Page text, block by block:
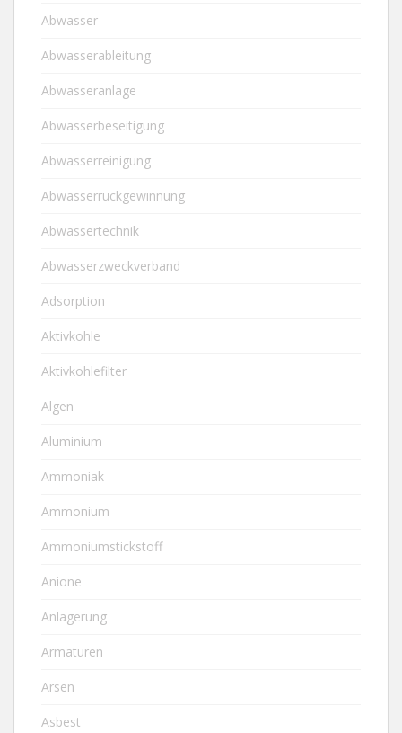
Abwasser
Abwasserableitung
Abwasseranlage
Abwasserbeseitigung
Abwasserreinigung
Abwasserrückgewinnung
Abwassertechnik
Abwasserzweckverband
Adsorption
Aktivkohle
Aktivkohlefilter
Algen
Aluminium
Ammoniak
Ammonium
Ammoniumstickstoff
Anione
Anlagerung
Armaturen
Arsen
Asbest